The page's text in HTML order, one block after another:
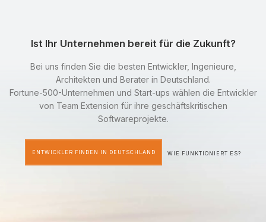
Ist Ihr Unternehmen bereit für die Zukunft?
Bei uns finden Sie die besten Entwickler, Ingenieure,
Architekten und Berater in Deutschland.
Fortune-500-Unternehmen und Start-ups wählen die Entwickler
von Team Extension für ihre geschäftskritischen
Softwareprojekte.
ENTWICKLER FINDEN IN DEUTSCHLAND WIE FUNKTIONIERT ES?